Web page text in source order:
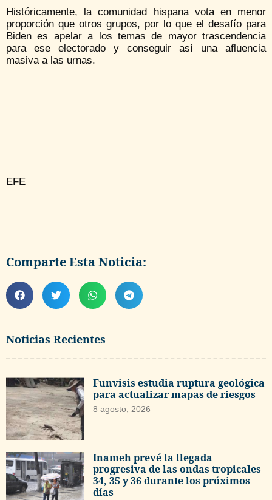
Noticias Recientes
Funvisis estudia ruptura geológica
para actualizar mapas de riesgos
8 agosto, 2026
Inameh prevé la llegada
progresiva de las ondas tropicales
34, 35 y 36 durante los próximos
días
Históricamente, la comunidad hispana vota en menor
proporción que otros grupos, por lo que el desafío para
Biden es apelar a los temas de mayor trascendencia
para ese electorado y conseguir así una afluencia
masiva a las urnas.
EFE
Comparte Esta Noticia: